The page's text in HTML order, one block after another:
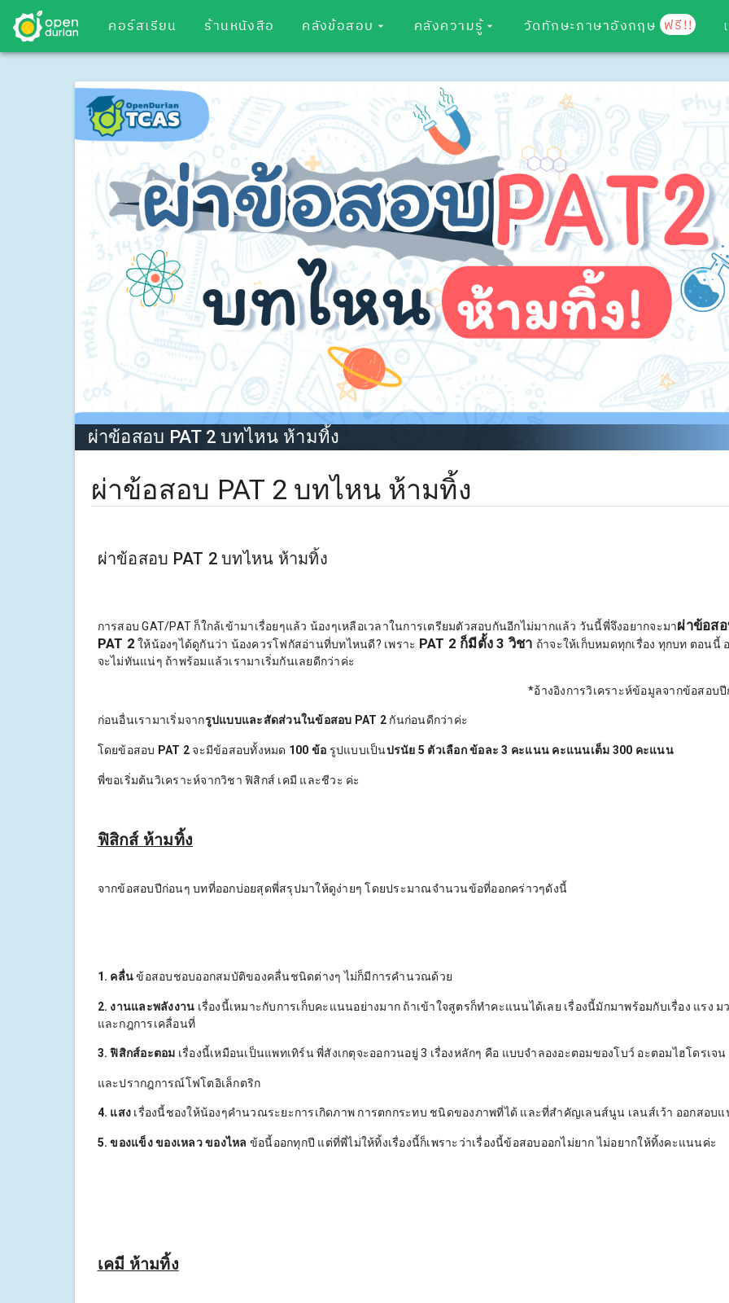
คอร์สเรียน ร้านหนังสือ คลังข้อสอบ คลังความรู้ วัดทักษะภาษาอังกฤษ ฟรี!!
ผ่าข้อสอบ PAT 2 บทไหน ห้ามทิ้ง
ผ่าข้อสอบ PAT 2 บทไหน ห้ามทิ้ง
ผ่าข้อสอบ PAT 2 บทไหน ห้ามทิ้ง
การสอบ GAT/PAT ก็ใกล้เข้ามาเรื่อยๆแล้ว น้องๆเหลือเวลาในการเตรียมตัวสอบกันอีกไม่มากแล้ว วันนี้พี่จึงอยากจะมาผ่าข้อส
PAT 2 ให้น้องๆได้ดูกันว่า น้องควรโฟกัสอ่านที่บทไหนดี? เพราะ PAT 2 ก็มีตั้ง 3 วิชา ถ้าจะให้เก็บหมดทุกเรื่อง ทุกบท ตอนนี้
จะไม่ทันแน่ๆ ถ้าพร้อมแล้วเรามาเริ่มกันเลยดีกว่าค่ะ
*อ้างอิงการวิเคราะห์ข้อมูลจากข้อสอบ
ก่อนอื่นเรามาเริ่มจากรูปแบบและสัดส่วนในข้อสอบ PAT 2 กันก่อนดีกว่าค่ะ
โดยข้อสอบ PAT 2 จะมีข้อสอบทั้งหมด 100 ข้อ รูปแบบเป็นปรนัย 5 ตัวเลือก ข้อละ 3 คะแนน คะแนนเต็ม 300 คะแนน
พี่ขอเริ่มต้นวิเคราะห์จากวิชา ฟิสิกส์ เคมี และชีวะ ค่ะ
ฟิสิกส์ ห้ามทิ้ง
จากข้อสอบปีก่อนๆ บทที่ออกบ่อยสุดพี่สรุปมาให้ดูง่ายๆ โดยประมาณจำนวนข้อที่ออกคร่าวๆดังนี้
1. คลื่นข้อสอบชอบออกสมบัติของคลื่นชนิดต่างๆ ไม่ก็มีการคำนวณด้วย
2. งานและพลังงาน เรื่องนี้เหมาะกับการเก็บคะแนนอย่างมาก ถ้าเข้าใจสูตรก็ทำคะแนนได้เลย เรื่องนี้มักมาพร้อมกับเรื่อง แรง ม
และกฎการเคลื่อนที่
3. ฟิสิกส์อะตอม เรื่องนี้เหมือนเป็นแพทเทิร์น พี่สังเกตุจะออกวนอยู่ 3 เรื่องหลักๆ คือ แบบจำลองอะตอมของโบว์ อะตอมไฮโดรเจน
และปรากฎการณ์โฟโตอิเล็กตริก
4. แสง เรื่องนี้ชองให้น้องๆคำนวณระยะการเกิดภาพ การตกกระทบ ชนิดของภาพที่ได้ และที่สำคัญเลนส์นูน เลนส์เว้า ออกสอบแ
5. ของแข็ง ของเหลว ของไหล ข้อนี้ออกทุกปี แต่ที่พี่ไม่ให้ทิ้งเรื่องนี้ก็เพราะว่าเรื่องนี้ข้อสอบออกไม่ยาก ไม่อยากให้ทิ้งคะแนนค่ะ
เคมี ห้ามทิ้ง